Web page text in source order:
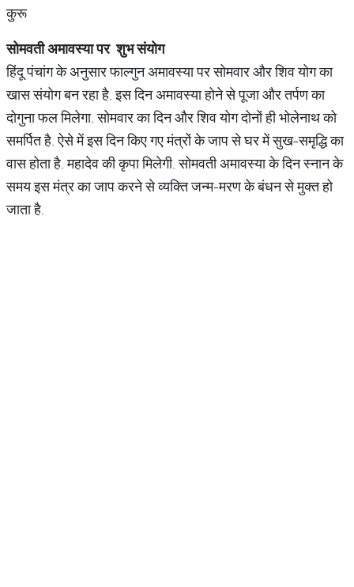
कुरू
सोमवतीअमावस्यापर शुभसंयोग
हिंदू पंचांग के अनुसार फाल्गुन अमावस्या पर सोमवार और शिव योग का
खास संयोग बन रहा है. इस दिन अमावस्या होने से पूजा और तर्पण का
दोगुना फल मिलेगा. सोमवार का दिन और शिव योग दोनों ही भोलेनाथ को
समर्पित है. ऐसे में इस दिन किए गए मंत्रों के जाप से घर में सुख-समृद्धि का
वास होता है. महादेव की कृपा मिलेगी. सोमवती अमावस्या के दिन स्नान के
समय इस मंत्र का जाप करने से व्यक्ति जन्म-मरण के बंधन से मुक्त हो
जाता है.